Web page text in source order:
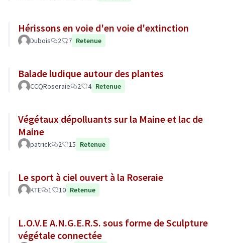
Hérissons en voie d'en voie d'extinction
Dubois 2 7 Retenue
Balade ludique autour des plantes
CCQRoseraie 2 4 Retenue
Végétaux dépolluants sur la Maine et lac de
Maine
patrick 2 15 Retenue
Le sport à ciel ouvert à la Roseraie
KTE 1 10 Retenue
L.O.V.E A.N.G.E.R.S. sous forme de Sculpture
végétale connectée